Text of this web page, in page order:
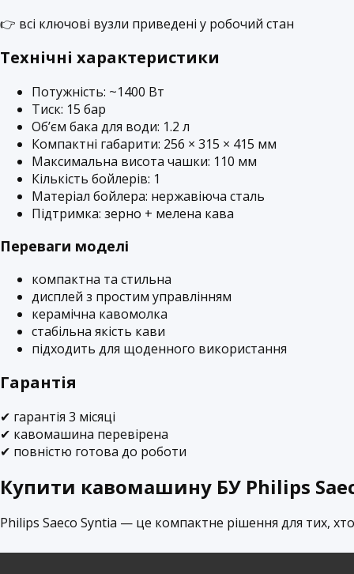
👉 всі ключові вузли приведені у робочий стан
Технічні характеристики
Потужність: ~1400 Вт
Тиск: 15 бар
Об’єм бака для води: 1.2 л
Компактні габарити: 256 × 315 × 415 мм
Максимальна висота чашки: 110 мм
Кількість бойлерів: 1
Матеріал бойлера: нержавіюча сталь
Підтримка: зерно + мелена кава
Переваги моделі
компактна та стильна
дисплей з простим управлінням
керамічна кавомолка
стабільна якість кави
підходить для щоденного використання
Гарантія
✔ гарантія 3 місяці
✔ кавомашина перевірена
✔ повністю готова до роботи
Купити кавомашину БУ Philips
Philips Saeco Syntia — це компактне рішення для тих,